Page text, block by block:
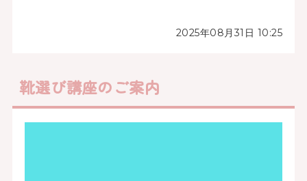
2025年08月31日 10:25
靴選び講座のご案内